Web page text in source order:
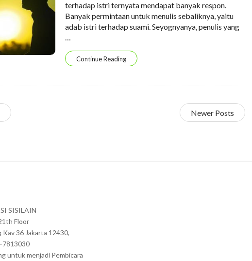
terhadap istri ternyata mendapat banyak respon.
Banyak permintaan untuk menulis sebaliknya, yaitu
adab istri terhadap suami. Seyognyanya, penulis yang
…
Continue Reading
Newer Posts
SISILAIN
Floor
Kav 36 Jakarta 12430,
untuk menjadi Pembicara